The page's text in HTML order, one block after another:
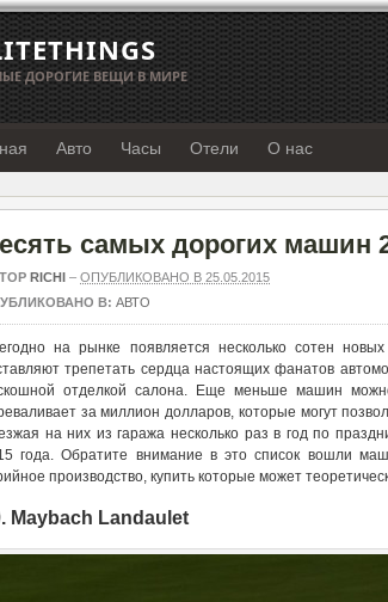
ДОРОГИЕ ВЕЩИ В МИРЕ
Авто Часы Отели О нас
самых дорогих машин
RICHI – ОПУБЛИКОВАНО В 25.05.2015
В: АВТО
на рынке появляется несколько сотен
трепетать сердца настоящих фанатов
отделкой салона. Еще меньше машин
за миллион долларов, которые могут
на них из гаража несколько раз в год по
года. Обратите внимание в это список вошли
производство, купить которые может
Maybach Landaulet